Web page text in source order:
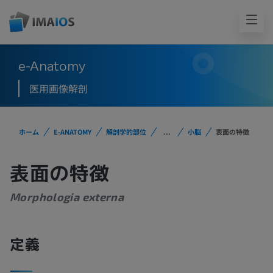
e-Anatomy
医用画像解剖
ホーム E-ANATOMY 解剖学的部位 ... 小脳 表面の特徴
表面の特徴
Morphologia externa
定義